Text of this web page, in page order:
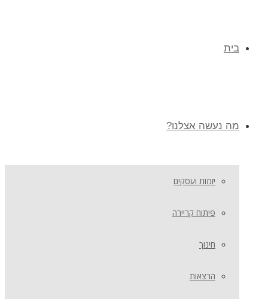
בית
מה נעשה אצלנו?
יזמות ועסקים
פיתוח קריירה
חינוך
הרצאות